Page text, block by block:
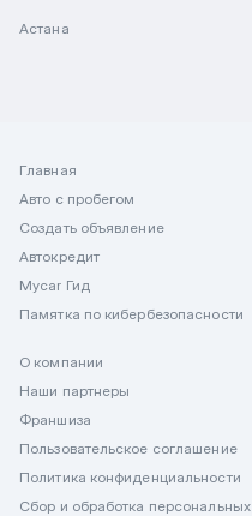
Астана
Главная
Авто с пробегом
Создать объявление
Автокредит
Mycar Гид
Памятка по кибербезопасности
О компании
Наши партнеры
Франшиза
Пользовательское соглашение
Политика конфиденциальности
Сбор и обработка персональных